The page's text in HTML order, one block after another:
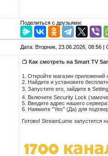
Поделиться с друзьями:
Дата: Вторник, 23.06.2026, 08:56
📺 Как смотреть на Smart TV
1. Откройте магазин
2. Найдите и установите
3. Запустите его, зайдите в
4. Включите Security Lock
5. Введите адрес нашего
6. Нажмите "Yes" (Да) для
Готово! StreamLume запустится